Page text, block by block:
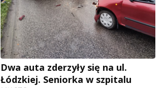
Dwa auta zderzyły się na ul.
Łódzkiej. Seniorka w szpitalu